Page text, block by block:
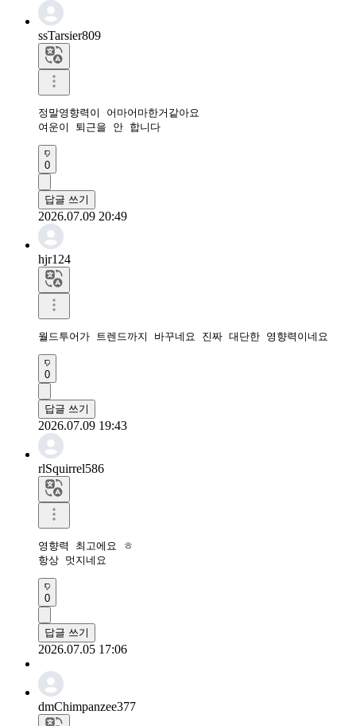
ssTarsier809
정말영향력이 어마어마한거같아요
여운이 퇴근을 안 합니다
0
답글 쓰기
2026.07.09 20:49
hjr124
월드투어가 트렌드까지 바꾸네요 진짜 대단한 영향력이네요
0
답글 쓰기
2026.07.09 19:43
rlSquirrel586
영향력 최고에요 ㅎ
항상 멋지네요
0
답글 쓰기
2026.07.05 17:06
dmChimpanzee377